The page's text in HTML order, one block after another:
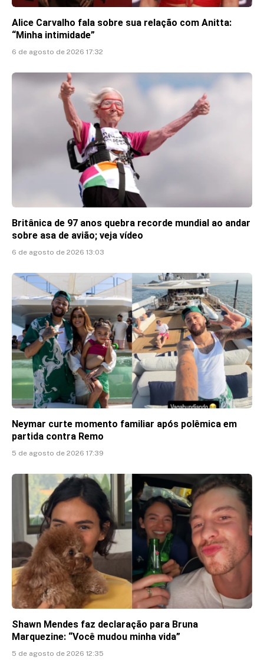
Alice Carvalho fala sobre sua relação com Anitta:
“Minha intimidade”
6 de agosto de 2026 17:32
Britânica de 97 anos quebra recorde mundial ao andar
sobre asa de avião; veja vídeo
6 de agosto de 2026 13:03
Neymar curte momento familiar após polêmica em
partida contra Remo
5 de agosto de 2026 17:39
Shawn Mendes faz declaração para Bruna
Marquezine: “Você mudou minha vida”
5 de agosto de 2026 12:35